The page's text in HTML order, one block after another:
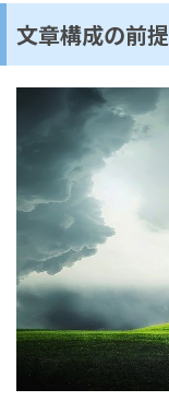
文章構成の前提